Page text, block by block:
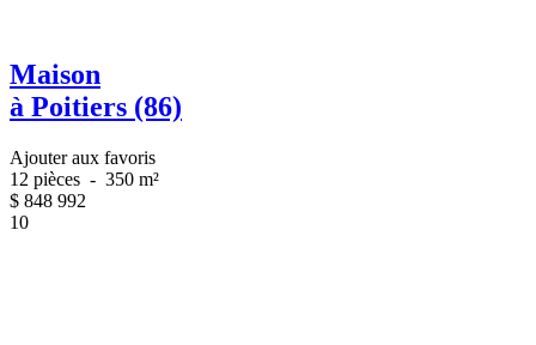
Maison
à Poitiers (86)
Ajouter aux favoris
12 pièces - 350 m²
$ 848 992
10